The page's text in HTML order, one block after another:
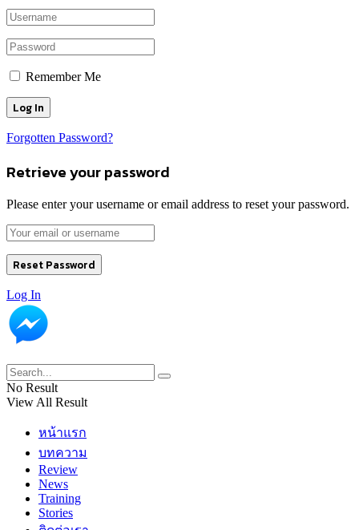
Remember Me
Forgotten Password?
Retrieve your password
Please enter your username or email address to reset your password.
Log In
No Result
View All Result
หน้าแรก
บทความ
Review
News
Training
Stories